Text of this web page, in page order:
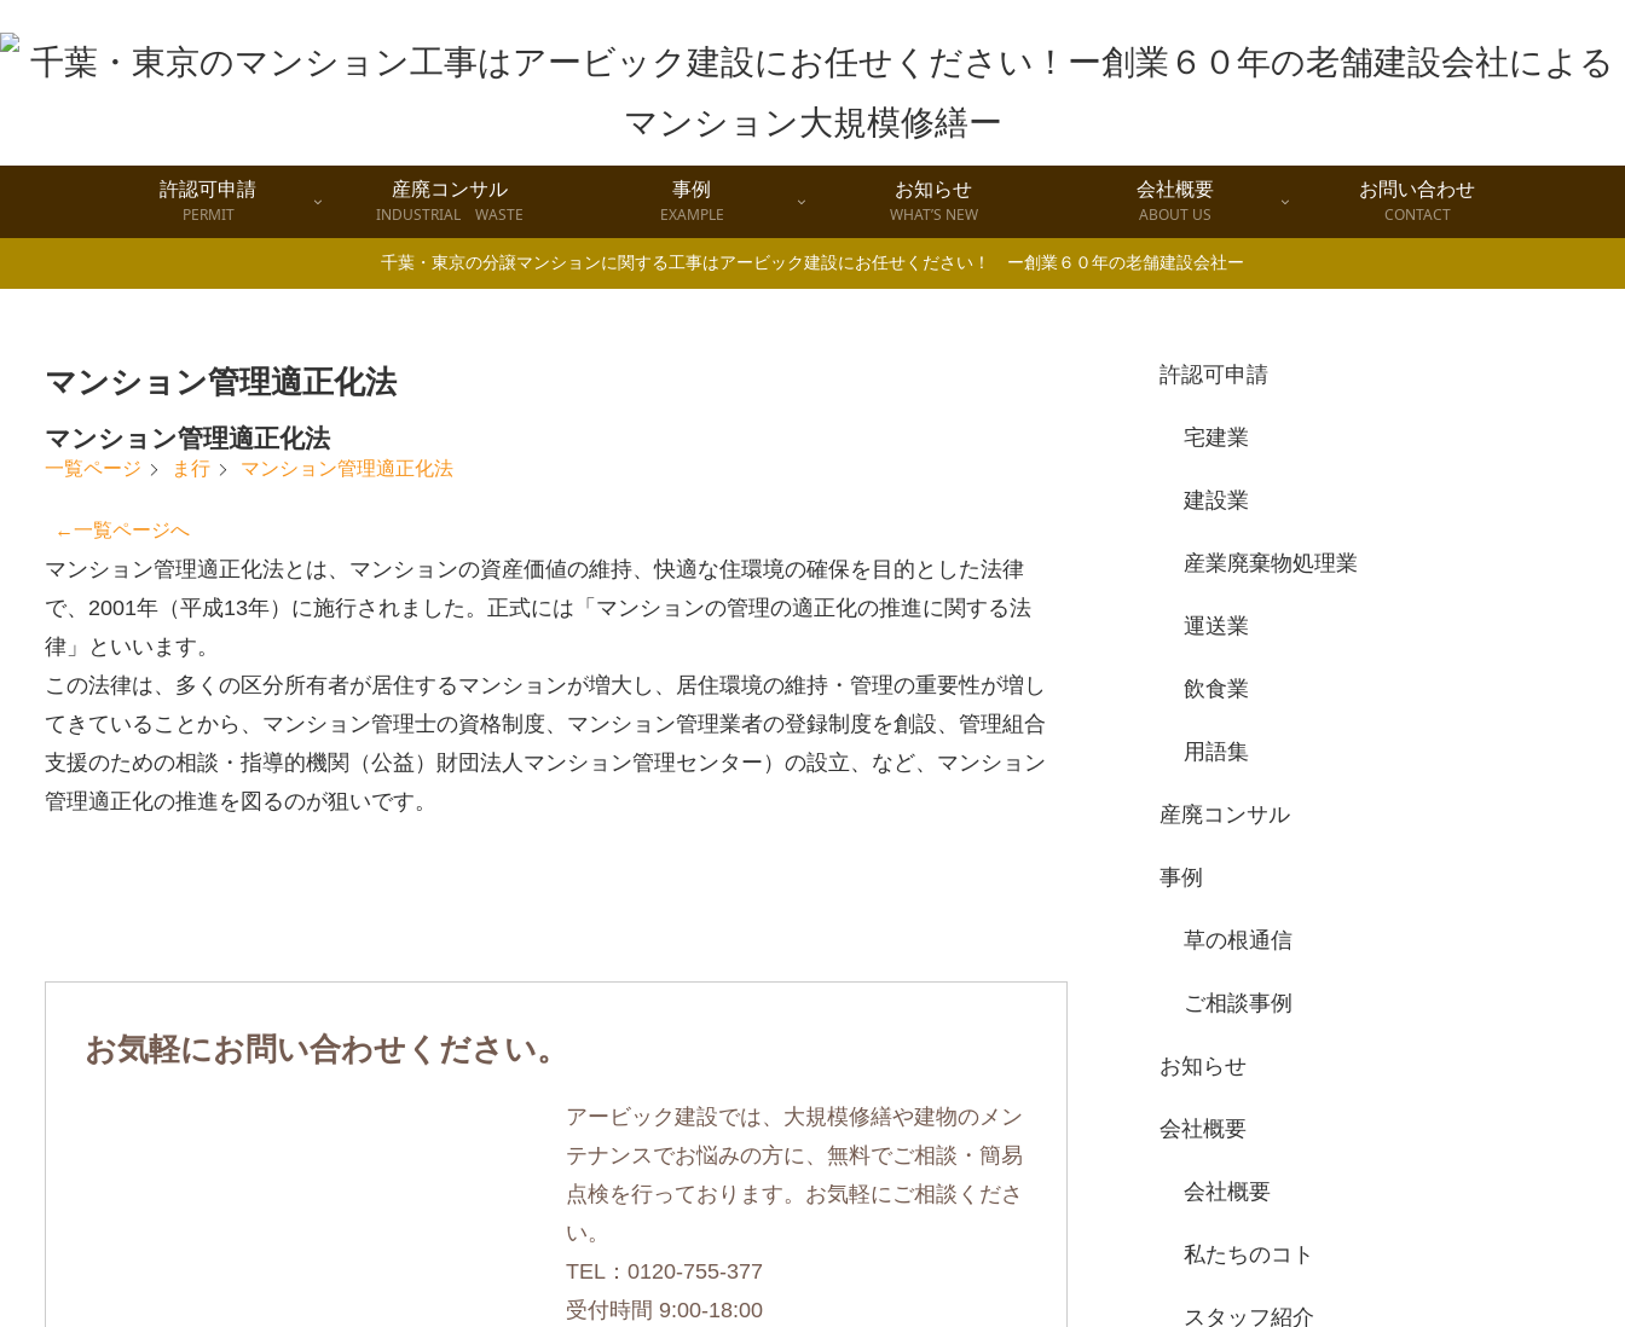
許認可申請
PERMIT
産廃コンサル
INDUSTRIAL WASTE
事例
EXAMPLE
お知らせ
WHAT’S NEW
会社概要
ABOUT US
お問い合わせ
CONTACT
千葉・東京の分譲マンションに関する工事はアービック建設にお任せください！ ー創業６０年の老舗建設会社ー
マンション管理適正化法
マンション管理適正化法
一覧ページ ま行 マンション管理適正化法
←一覧ページへ
マンション管理適正化法とは、マンションの資産価値の維持、快適な住環境の確保を目的とした法律
で、2001年（平成13年）に施行されました。正式には「マンションの管理の適正化の推進に関する法
律」といいます。
この法律は、多くの区分所有者が居住するマンションが増大し、居住環境の維持・管理の重要性が増し
てきていることから、マンション管理士の資格制度、マンション管理業者の登録制度を創設、管理組合
支援のための相談・指導的機関（公益）財団法人マンション管理センター）の設立、など、マンション
管理適正化の推進を図るのが狙いです。
お気軽にお問い合わせください。
アービック建設では、大規模修繕や建物のメン
テナンスでお悩みの方に、無料でご相談・簡易
点検を行っております。お気軽にご相談くださ
い。
TEL：0120-755-377
受付時間 9:00-18:00
許認可申請
宅建業
建設業
産業廃棄物処理業
運送業
飲食業
用語集
産廃コンサル
事例
草の根通信
ご相談事例
お知らせ
会社概要
会社概要
私たちのコト
スタッフ紹介